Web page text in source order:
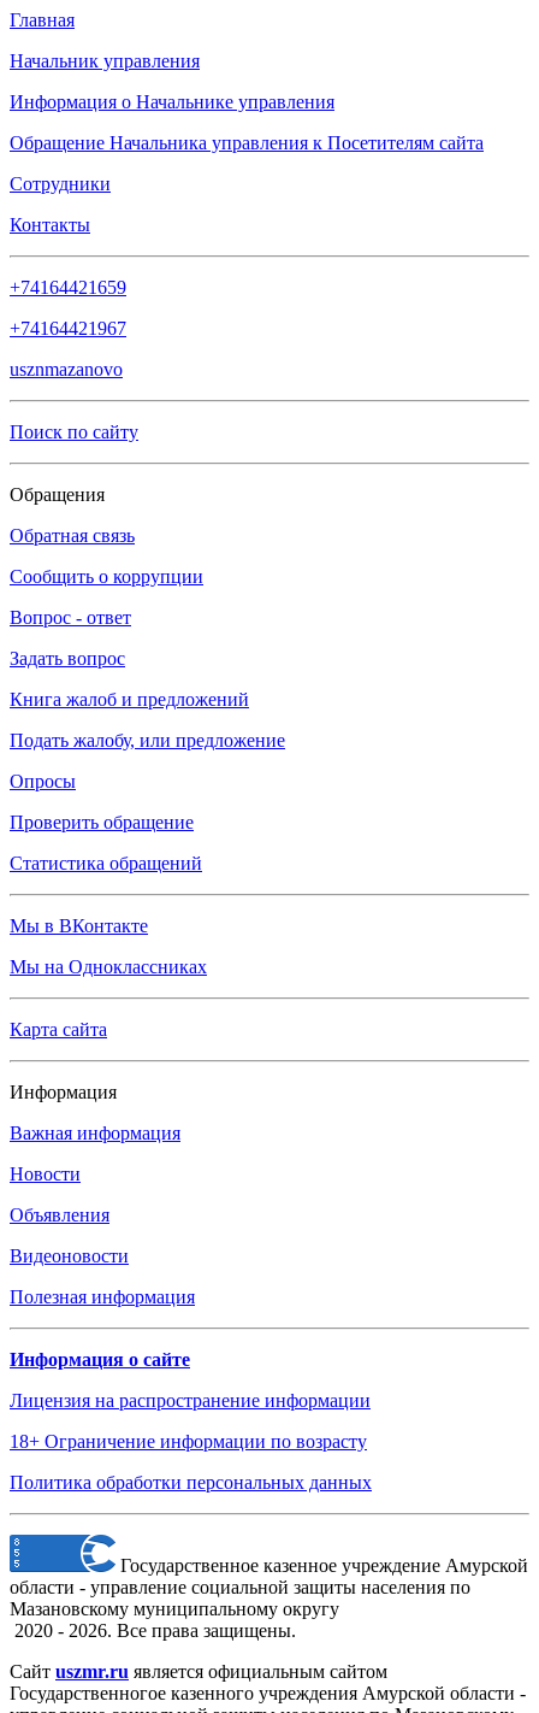
Главная
Начальник управления
Информация о Начальнике управления
Обращение Начальника управления к Посетителям сайта
Сотрудники
Контакты
+74164421659
+74164421967
usznmazanovo
Поиск по сайту
Обращения
Обратная связь
Сообщить о коррупции
Вопрос - ответ
Задать вопрос
Книга жалоб и предложений
Подать жалобу, или предложение
Опросы
Проверить обращение
Статистика обращений
Мы в ВКонтакте
Мы на Одноклассниках
Карта сайта
Информация
Важная информация
Новости
Объявления
Видеоновости
Полезная информация
Информация о сайте
Лицензия на распространение информации
18+ Ограничение информации по возрасту
Политика обработки персональных данных
Государственное казенное учреждение Амурской
области - управление социальной защиты населения по
Мазановскому муниципальному округу
2020 - 2026. Все права защищены.
Сайт uszmr.ru является официальным сайтом
Государственногое казенного учреждения Амурской области -